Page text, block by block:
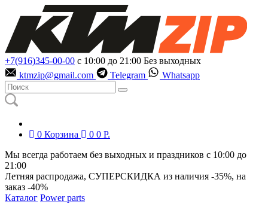
+7(916)345-00-00 с 10:00 до 21:00 Без выходных
ktmzip@gmail.com
Telegram Whatsapp
0 Корзина 0 0 Р.
Мы всегда работаем без выходных и праздников с 10:00 до
21:00
Летняя распродажа, СУПЕРСКИДКА из наличия -35%, на
заказ -40%
Каталог Power parts